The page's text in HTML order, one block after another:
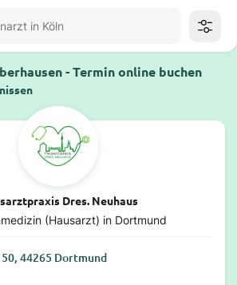
- Termin online buchen
Dres. Neuhaus
(Hausarzt) in Dortmund
44265 Dortmund